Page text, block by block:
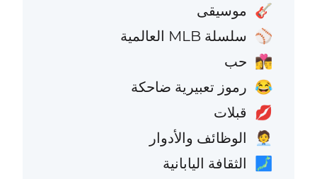
🎸 موسيقى
⚾ سلسلة MLB العالمية
👩‍❤️‍💋‍👨 حب
😂 رموز تعبيرية ضاحكة
💋 قبلات
🧑‍💼 الوظائف والأدوار
🗾 الثقافة اليابانية